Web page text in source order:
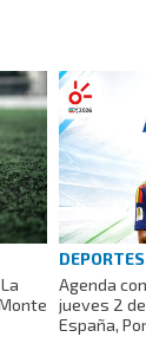
DEPORTES
Agenda
jueves 2
España,